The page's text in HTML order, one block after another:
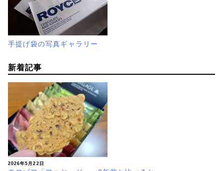
手提げ袋の写真ギャラリー
新着記事
2026年5月22日